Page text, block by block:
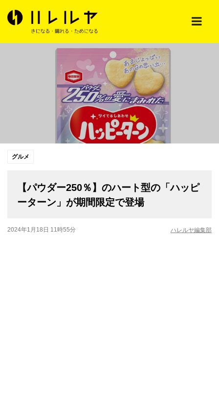
グルメ
【パウダー250％】のハート型の「ハッピ
ーターン」が期間限定で登場
2024年1月18日 11時55分 ハレルヤ編集部